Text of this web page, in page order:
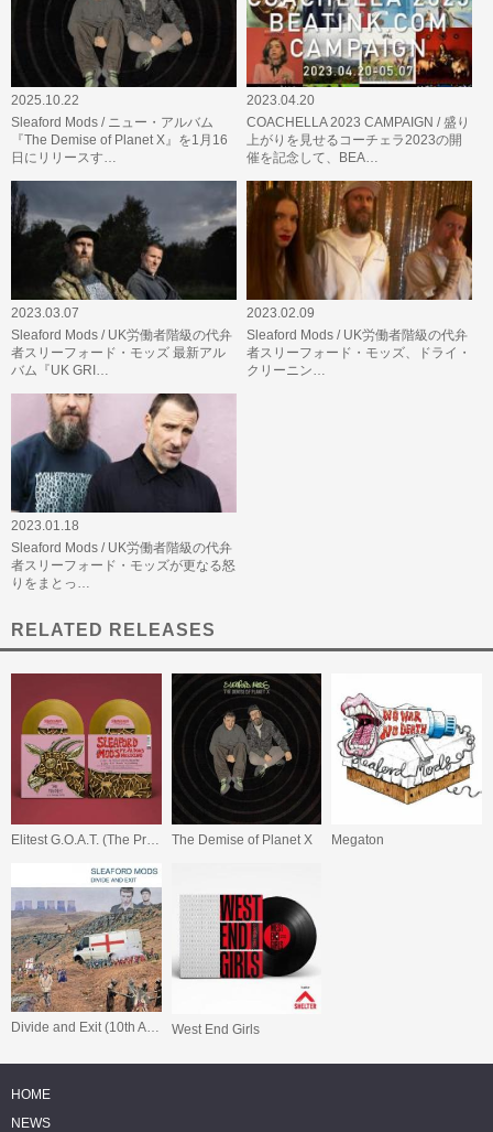
2025.10.22
Sleaford Mods / ニュー・アルバム
『The Demise of Planet X』を1月16
日にリリースす…
2023.04.20
COACHELLA 2023 CAMPAIGN / 盛り
上がりを見せるコーチェラ2023の開
催を記念して、BEA…
2023.03.07
Sleaford Mods / UK労働者階級の代弁
者スリーフォード・モッズ 最新アル
バム『UK GRI…
2023.02.09
Sleaford Mods / UK労働者階級の代弁
者スリーフォード・モッズ、ドライ・
クリーニン…
2023.01.18
Sleaford Mods / UK労働者階級の代弁
者スリーフォード・モッズが更なる怒
りをまとっ…
RELATED RELEASES
Elitest G.O.A.T. (The Prodigy Acid Thunder Remix) The Demise of Planet X Megaton
Divide and Exit (10th Anniversary Edition) West End Girls
HOME
NEWS